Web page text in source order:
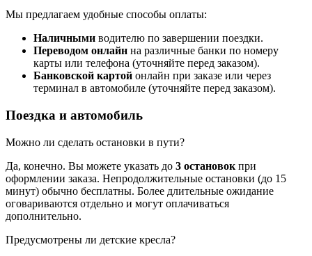
Мы предлагаем удобные способы оплаты:
Наличными водителю по завершении поездки.
Переводом онлайн на различные банки по номеру
карты или телефона (уточняйте перед заказом).
Банковской картой онлайн при заказе или через
терминал в автомобиле (уточняйте перед заказом).
Поездка и автомобиль
Можно ли сделать остановки в пути?
Да, конечно. Вы можете указать до 3 остановок при
оформлении заказа. Непродолжительные остановки (до 15
минут) обычно бесплатны. Более длительные ожидание
оговариваются отдельно и могут оплачиваться
дополнительно.
Предусмотрены ли детские кресла?